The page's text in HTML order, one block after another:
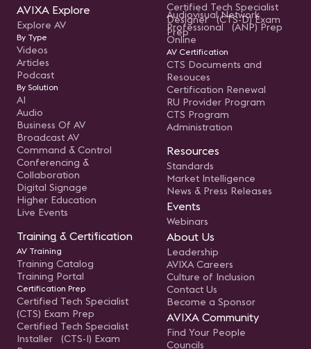
AVIXA Explore
Explore AV
By Type
Videos
Articles
Podcast
By Solution
AI
Audio
Business Of AV
Broadcast AV
Command & Control
Conferencing &
Collaboration
Digital Signage
Higher Education
Live Events
Training & Certification
AV Training
Training Catalog
Training Portal
Certification Prep
Certified Tech Specialist
(CTS) Exam Prep
Certified Tech Specialist
Installer (CTS-I) Exam
Certified Tech Specialist
Designer (CTS-D) Exam
Prep
Audiovisual Network
Professional (ANP) Prep
Online
AV Certification
CTS Documents and
Resouces
Certification Renewal
RU Provider Program
CTS Program
Administration
Resources
Standards
Market Intelligence
News & Press Releases
Events
Webinars
About Us
Leadership
AVIXA Careers
Culture of Inclusion
Contact Us
Become a Sponsor
AVIXA Community
Find Your People
Councils